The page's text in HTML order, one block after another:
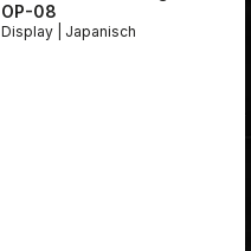
OP-08
Display | Japanisch